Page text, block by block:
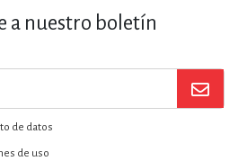
a nuestro boletín
de datos
de uso